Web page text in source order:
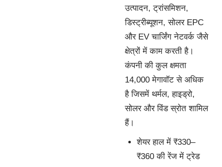
उत्पादन, ट्रांसमिशन,
डिस्ट्रीब्यूशन, सोलर EPC
और EV चार्जिंग नेटवर्क जैसे
क्षेत्रों में काम करती है।
कंपनी की कुल क्षमता
14,000 मेगावॉट से अधिक
है जिसमें थर्मल, हाइड्रो,
सोलर और विंड स्रोत शामिल
हैं।
शेयर हाल में ₹330–
₹360 की रेंज में ट्रेड